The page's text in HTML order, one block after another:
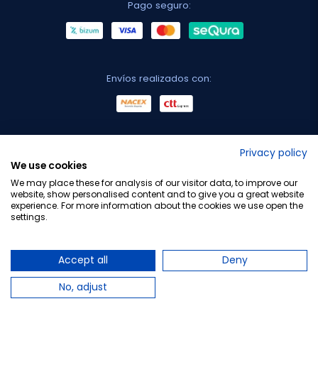
Pago seguro:
Envíos realizados con:
Privacy policy
We use cookies
We may place these for analysis of our visitor data, to improve our
website, show personalised content and to give you a great website
experience. For more information about the cookies we use open the
settings.
Accept all
Deny
No, adjust